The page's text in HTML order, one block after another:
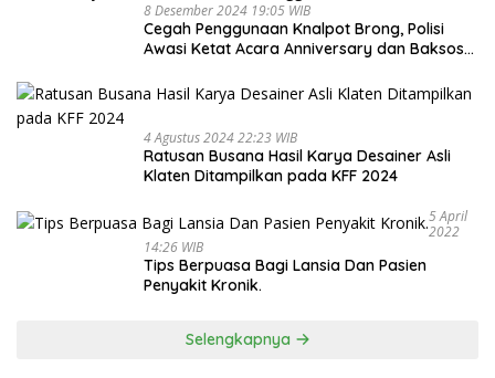
8 Desember 2024 19:05 WIB
Cegah Penggunaan Knalpot Brong, Polisi
Awasi Ketat Acara Anniversary dan Baksos
4 Agustus 2024 22:23 WIB
Ratusan Busana Hasil Karya Desainer Asli
Klaten Ditampilkan pada KFF 2024
5 April
2022
14:26 WIB
Tips Berpuasa Bagi Lansia Dan Pasien
Penyakit Kronik.
Selengkapnya